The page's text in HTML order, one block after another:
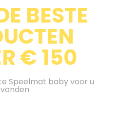
BESTE
€ 150
Speelmat baby voor u